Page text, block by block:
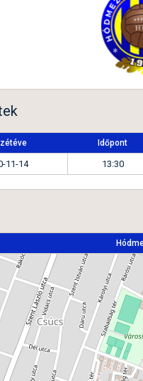
Időpont
11-14 13:30